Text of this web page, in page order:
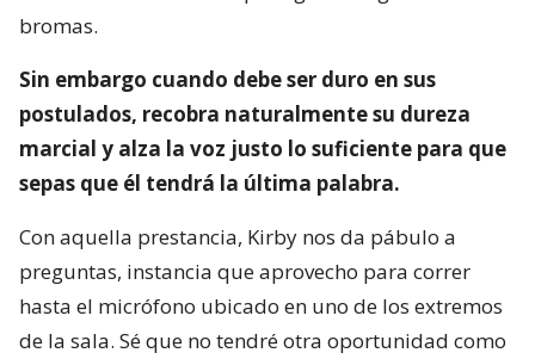
bromas.
Sin embargo cuando debe ser duro en sus
postulados, recobra naturalmente su dureza
marcial y alza la voz justo lo suficiente para que
sepas que él tendrá la última palabra.
Con aquella prestancia, Kirby nos da pábulo a
preguntas, instancia que aprovecho para correr
hasta el micrófono ubicado en uno de los extremos
de la sala. Sé que no tendré otra oportunidad como